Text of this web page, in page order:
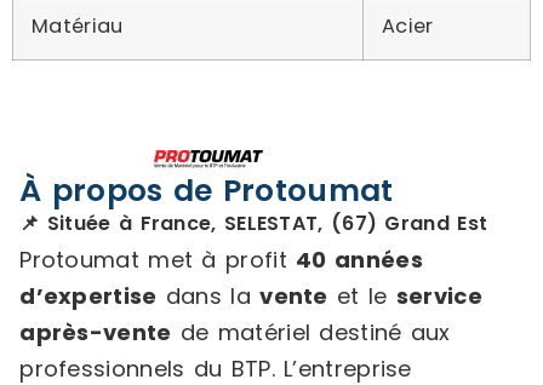
Matériau Acier
À propos de Protoumat
📌 Située à France, SELESTAT, (67) Grand Est
Protoumat met à profit 40 années
d’expertise dans lavente et le service
après-vente de matériel destiné aux
professionnels du BTP. L’entreprise